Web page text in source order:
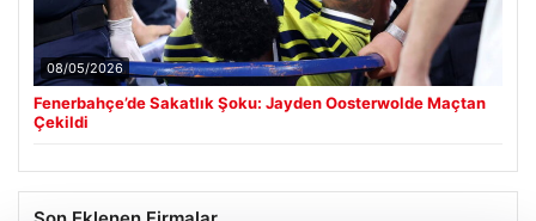
08/05/2026
Fenerbahçe’de Sakatlık Şoku: Jayden Oosterwolde Maçtan
Çekildi